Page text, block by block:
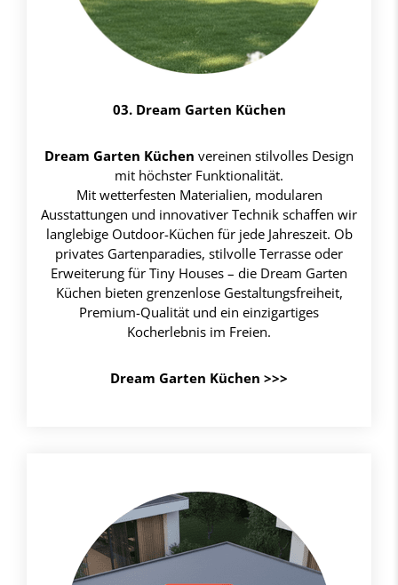
03. Dream Garten Küchen
Dream Garten Küchen vereinen stilvolles Design
mit höchster Funktionalität.
Mit wetterfesten Materialien, modularen
Ausstattungen und innovativer Technik schaffen wir
langlebige Outdoor-Küchen für jede Jahreszeit. Ob
privates Gartenparadies, stilvolle Terrasse oder
Erweiterung für Tiny Houses – die Dream Garten
Küchen bieten grenzenlose Gestaltungsfreiheit,
Premium-Qualität und ein einzigartiges
Kocherlebnis im Freien.
Dream Garten Küchen >>>